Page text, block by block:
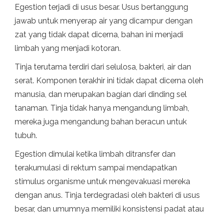
Egestion terjadi di usus besar. Usus bertanggung
jawab untuk menyerap air yang dicampur dengan
zat yang tidak dapat dicerna, bahan ini menjadi
limbah yang menjadi kotoran.
Tinja terutama terdiri dari selulosa, bakteri, air dan
serat. Komponen terakhir ini tidak dapat dicerna oleh
manusia, dan merupakan bagian dari dinding sel
tanaman. Tinja tidak hanya mengandung limbah,
mereka juga mengandung bahan beracun untuk
tubuh.
Egestion dimulai ketika limbah ditransfer dan
terakumulasi di rektum sampai mendapatkan
stimulus organisme untuk mengevakuasi mereka
dengan anus. Tinja terdegradasi oleh bakteri di usus
besar, dan umumnya memiliki konsistensi padat atau